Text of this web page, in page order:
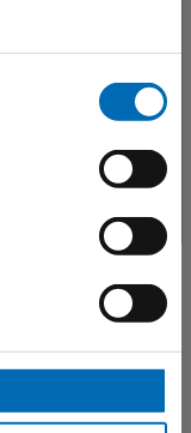
, 00155363,
sensibili per la
per visitare il sito,